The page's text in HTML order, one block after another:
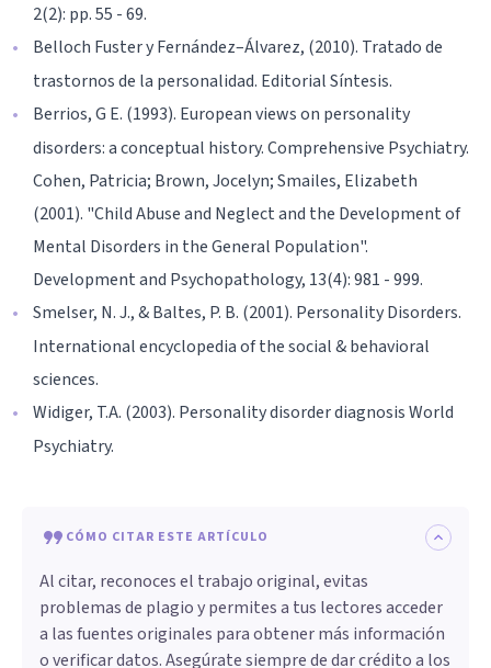
2(2): pp. 55 - 69.
Belloch Fuster y Fernández–Álvarez, (2010). Tratado de
trastornos de la personalidad. Editorial Síntesis.
Berrios, G E. (1993). European views on personality
disorders: a conceptual history. Comprehensive Psychiatry.
Cohen, Patricia; Brown, Jocelyn; Smailes, Elizabeth
(2001). "Child Abuse and Neglect and the Development of
Mental Disorders in the General Population".
Development and Psychopathology, 13(4): 981 - 999.
Smelser, N. J., & Baltes, P. B. (2001). Personality Disorders.
International encyclopedia of the social & behavioral
sciences.
Widiger, T.A. (2003). Personality disorder diagnosis World
Psychiatry.
CÓMO CITAR ESTE ARTÍCULO
Al citar, reconoces el trabajo original, evitas
problemas de plagio y permites a tus lectores acceder
a las fuentes originales para obtener más información
o verificar datos. Asegúrate siempre de dar crédito a los